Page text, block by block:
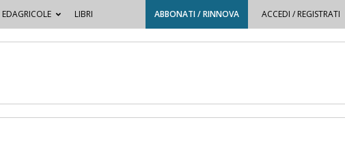
EDAGRICOLE LIBRI ABBONATI / RINNOVA ACCEDI / REGISTRATI